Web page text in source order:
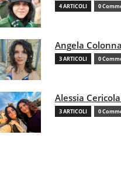
4 ARTICOLI 0
Angela Colonna
3 ARTICOLI 0
Alessia
3 ARTICOLI 0